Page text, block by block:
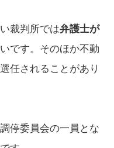
裁判所では弁護士が
です。そのほか不動
任されることがあり
停委員会の一員とな